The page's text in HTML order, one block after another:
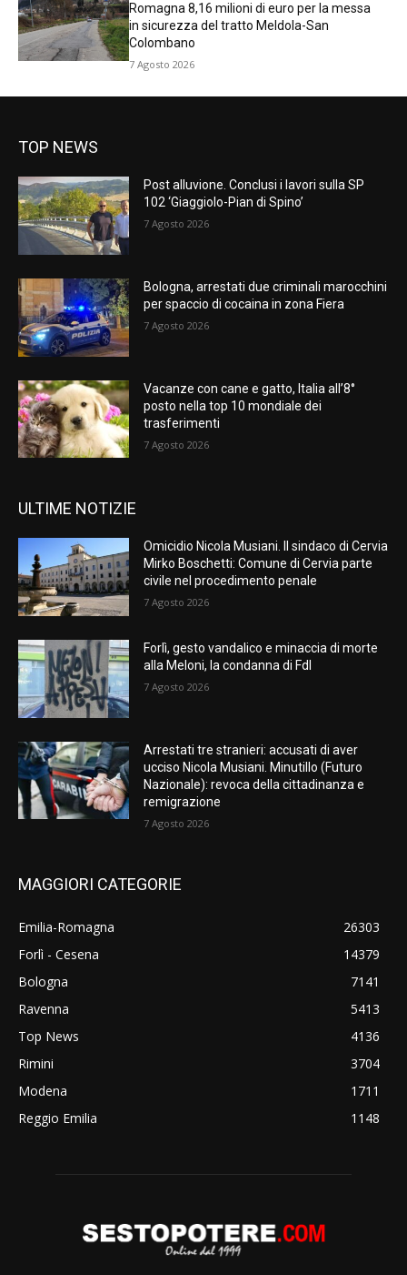
Romagna 8,16 milioni di euro per la messa
in sicurezza del tratto Meldola-San
Colombano
7 Agosto 2026
TOP NEWS
Post alluvione. Conclusi i lavori sulla SP
102 ‘Giaggiolo-Pian di Spino’
7 Agosto 2026
Bologna, arrestati due criminali marocchini
per spaccio di cocaina in zona Fiera
7 Agosto 2026
Vacanze con cane e gatto, Italia all’8°
posto nella top 10 mondiale dei
trasferimenti
7 Agosto 2026
ULTIME NOTIZIE
Omicidio Nicola Musiani. Il sindaco di Cervia
Mirko Boschetti: Comune di Cervia parte
civile nel procedimento penale
7 Agosto 2026
Forlì, gesto vandalico e minaccia di morte
alla Meloni, la condanna di FdI
7 Agosto 2026
Arrestati tre stranieri: accusati di aver
ucciso Nicola Musiani. Minutillo (Futuro
Nazionale): revoca della cittadinanza e
remigrazione
7 Agosto 2026
MAGGIORI CATEGORIE
Emilia-Romagna
26303
Forlì - Cesena
14379
Bologna
7141
Ravenna
5413
Top News
4136
Rimini
3704
Modena
1711
Reggio Emilia
1148